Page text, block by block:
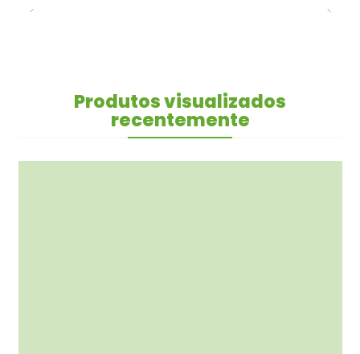
Produtos visualizados
recentemente